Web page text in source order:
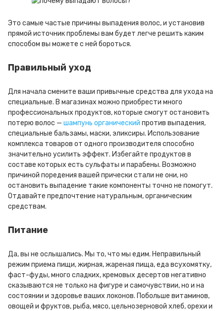
Это самые частые причины выпадения волос, и установив
прямой источник проблемы вам будет легче решить каким
способом вы можете с ней бороться.
Правильный уход
Для начала смените ваши привычные средства для ухода на
специальные. В магазинах можно приобрести много
профессиональных продуктов, которые смогут остановить
потерю волос — шампунь органический против выпадения,
специальные бальзамы, маски, эликсиры. Использование
комплекса товаров от одного производителя способно
значительно усилить эффект. Избегайте продуктов в
составе которых есть сульфаты и парабены. Возможно
причиной поредения вашей прически стали не они, но
остановить выпадение такие компоненты точно не помогут.
Отдавайте предпочтение натуральным, органическим
средствам.
Питание
Да, вы не ослышались. Мы то, что мы едим. Неправильный
режим приема пищи, жирная, жареная пища, еда всухомятку,
фаст-фуды, много сладких, кремовых десертов негативно
сказываются не только на фигуре и самочувствии, но и на
состоянии и здоровье ваших локонов. Побольше витаминов,
овощей и фруктов, рыба, мясо, цельнозерновой хлеб, орехи и